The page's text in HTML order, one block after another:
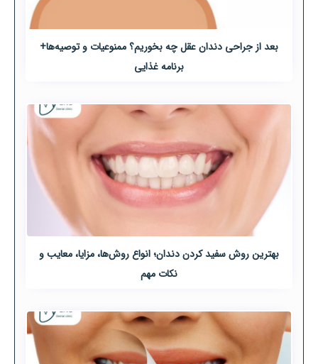
بعد از جراحی دندان عقل چه بخوریم؟ ممنوعیات و توصیه‌ها+
برنامه غذایی
بهترین روش سفید کردن دندان؛ انواع روش‌ها، مزایا، معایب و
نکات مهم